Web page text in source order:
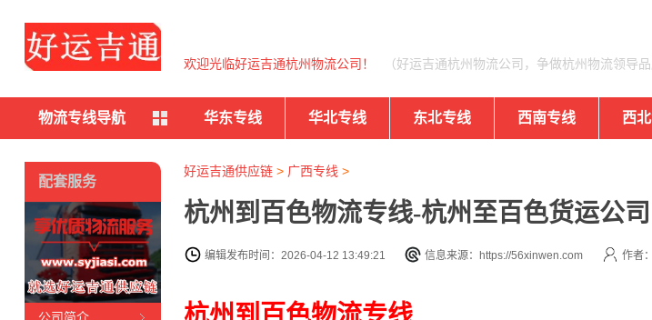
欢迎光临好运吉通杭州物流公司！ （好运吉通杭州物流公司，争做杭州物流领导品
物流专线导航 华东专线 华北专线 东北专线 西南专线 西
好运吉通供应链> 广西专线 >
杭州到百色物流专线-杭州至百色货运公司
编辑发布时间：2026-04-12 13:49:21 信息来源：https://56xinwen.com 作者
配套服务